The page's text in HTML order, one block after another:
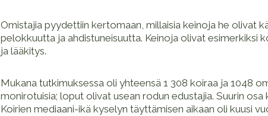
Omistajia pyydettiin kertomaan, millaisia keinoja he olivat
pelokkuutta ja ahdistuneisuutta. Keinoja olivat esimerkiksi
ja lääkitys.
Mukana tutkimuksessa oli yhteensä 1 308 koiraa ja 1048
monirotuisia; loput olivat usean rodun edustajia. Suurin
Koirien mediaani-ikä kyselyn täyttämisen aikaan oli kuusi